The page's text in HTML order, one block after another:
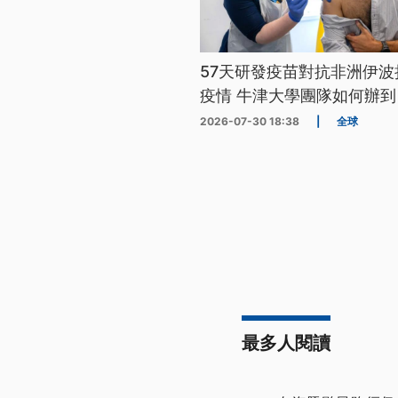
57天研發疫苗對抗非洲伊
疫情 牛津大學團隊如何辦
2026-07-30 18:38 全球
最多人閱讀